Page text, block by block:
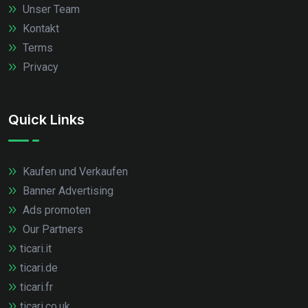
Unser Team
Kontakt
Terms
Privacy
Quick Links
Kaufen und Verkaufen
Banner Advertising
Ads promoten
Our Partners
ticari.it
ticari.de
ticari.fr